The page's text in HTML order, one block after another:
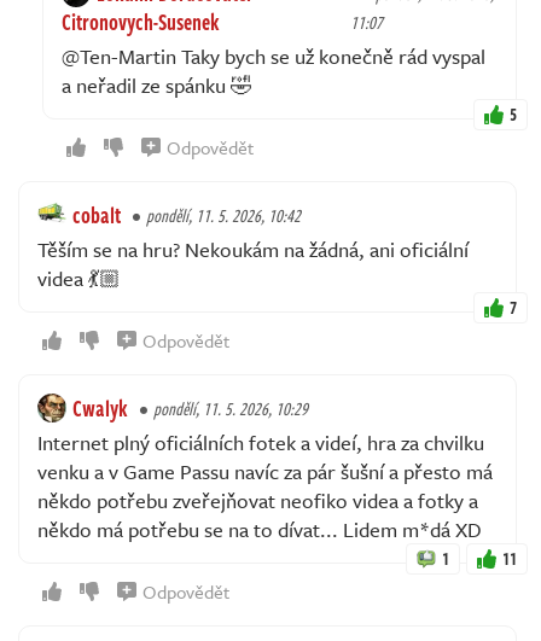
Citronovych-Susenek
11:07
@Ten-Martin Taky bych se už konečně rád vyspal
a neřadil ze spánku 🤣
5
Odpovědět
cobalt pondělí, 11. 5. 2026, 10:42
Těším se na hru? Nekoukám na žádná, ani oficiální
videa 💃🏼
7
Odpovědět
Cwalyk pondělí, 11. 5. 2026, 10:29
Internet plný oficiálních fotek a videí, hra za chvilku
venku a v Game Passu navíc za pár šušní a přesto má
někdo potřebu zveřejňovat neofiko videa a fotky a
někdo má potřebu se na to dívat... Lidem m*dá XD
1 11
Odpovědět